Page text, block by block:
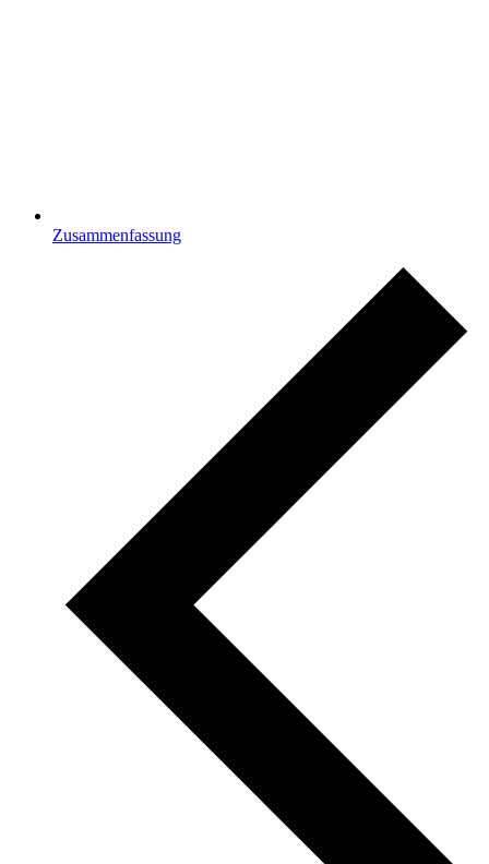
Zusammenfassung